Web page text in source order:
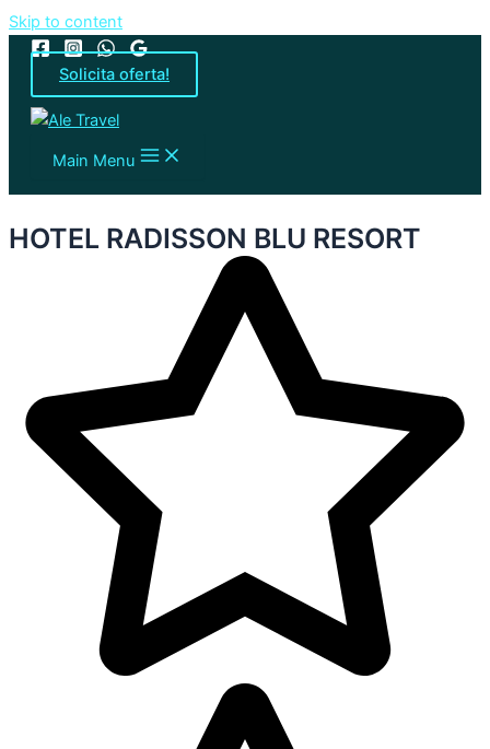
Skip to content
Solicita oferta!
Main Menu
HOTEL RADISSON BLU RESORT